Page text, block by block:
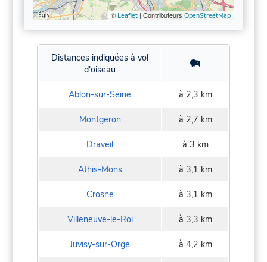
© Leaflet| Contributeurs OpenStreetMap
Distances indiquées à vol
d'oiseau
Ablon-sur-Seine à 2,3 km
Montgeron à 2,7 km
Draveil à 3 km
Athis-Mons à 3,1 km
Crosne à 3,1 km
Villeneuve-le-Roi à 3,3 km
Juvisy-sur-Orge à 4,2 km